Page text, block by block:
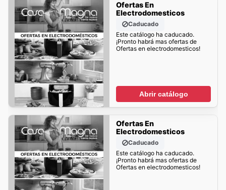
Ofertas En
Electrodomesticos
Caducado
Este catálogo ha caducado.
¡Pronto habrá mas ofertas de
Ofertas en electrodomesticos!
Abrir catálogo
Ofertas En
Electrodomesticos
Caducado
Este catálogo ha caducado.
¡Pronto habrá mas ofertas de
Ofertas en electrodomesticos!